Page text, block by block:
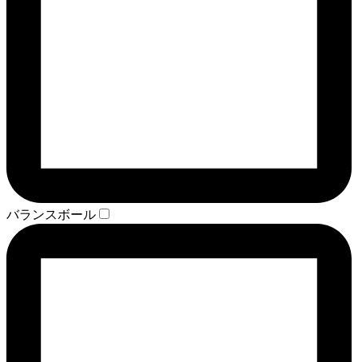
バランスボール